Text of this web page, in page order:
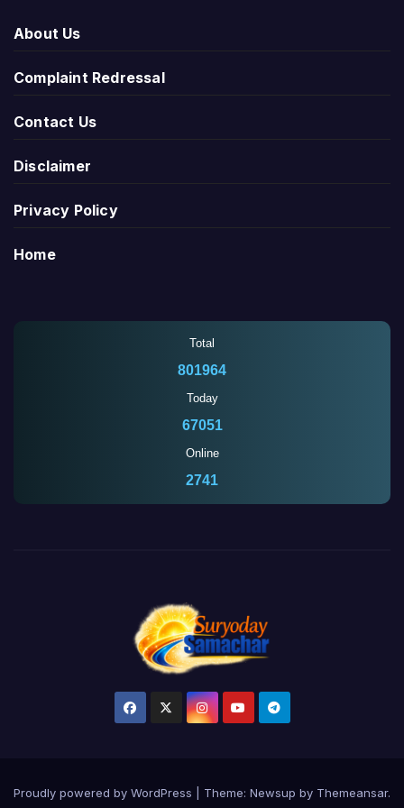
About Us
Complaint Redressal
Contact Us
Disclaimer
Privacy Policy
Home
Total
801964
Today
67051
Online
2741
Proudly powered by WordPress Theme: Newsup by Themeansar.